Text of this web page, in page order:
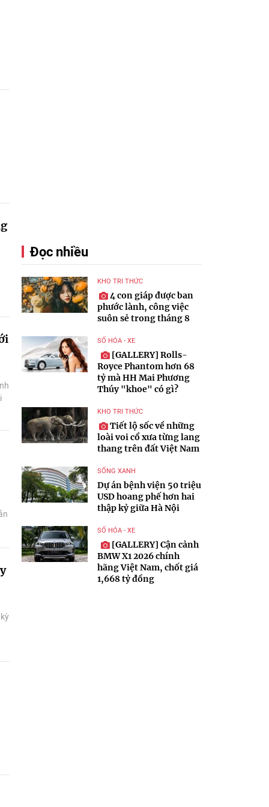
Đọc nhiều
KHO TRI THỨC
4 con giáp được ban
phước lành, công việc
suôn sẻ trong tháng 8
SỐ HÓA - XE
[GALLERY] Rolls-
Royce Phantom hơn 68
tỷ mà HH Mai Phương
Thúy "khoe" có gì?
KHO TRI THỨC
Tiết lộ sốc về những
loài voi cổ xưa từng lang
thang trên đất Việt Nam
SỐNG XANH
Dự án bệnh viện 50 triệu
USD hoang phế hơn hai
thập kỷ giữa Hà Nội
SỐ HÓA - XE
[GALLERY] Cận cảnh
BMW X1 2026 chính
hãng Việt Nam, chốt giá
1,668 tỷ đồng